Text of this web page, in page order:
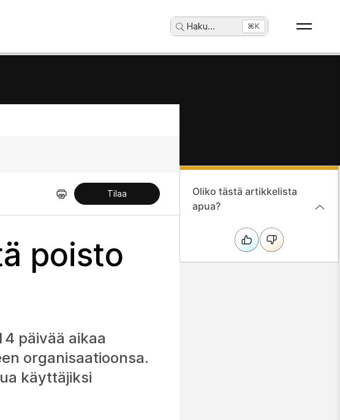
Haku... ⌘K
Tilaa
poisto
päivää aikaa
organisaatioonsa.
käyttäjiksi
Oliko tästä artikkelista
apua?